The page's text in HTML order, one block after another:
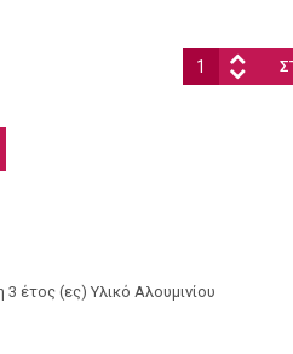
Ποσότητα:
έτος (ες) Υλικό Αλουμινίου